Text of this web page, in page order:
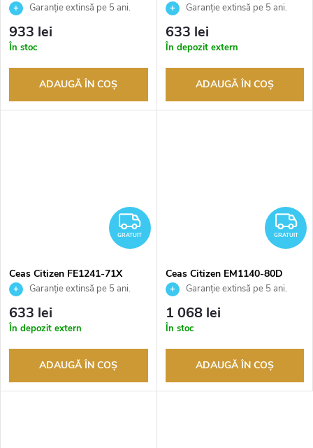
Garanție extinsă pe 5 ani.
Până la 100 de zile pentru
returnarea bunurilor. Vânzător
933 lei
În stoc
ADAUGĂ ÎN COŞ
Garanție extinsă pe 5 ani.
Până la 100 de zile pentru
returnarea bunurilor. Vânzător
autorizat
633 lei
În depozit extern
ADAUGĂ ÎN COŞ
GRATUIT
GRATUIT
Ceas Citizen FE1241-71X
Garanție extinsă pe 5 ani.
Până la 100 de zile pentru
returnarea bunurilor. Vânzător
autorizat
633 lei
În depozit extern
ADAUGĂ ÎN COŞ
GRATUIT
Ceas Citizen EM1140-80D
Garanție extinsă pe 5 ani.
Până la 100 de zile pentru
returnarea bunurilor. Vânzător
1 068 lei
În stoc
ADAUGĂ ÎN COŞ